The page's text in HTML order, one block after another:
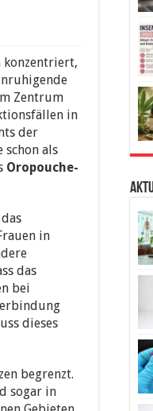
konzentriert,
Zentrum
in
der
schon als
Oropouche-
in
das
bei
dieses
begrenzt.
sogar in